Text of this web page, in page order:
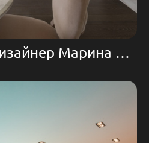
Квартира 2 — дизайнер Марина Егорова | Domoff Group